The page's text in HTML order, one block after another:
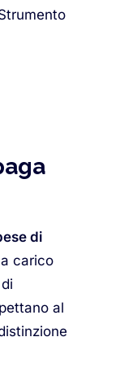
di
carico
al